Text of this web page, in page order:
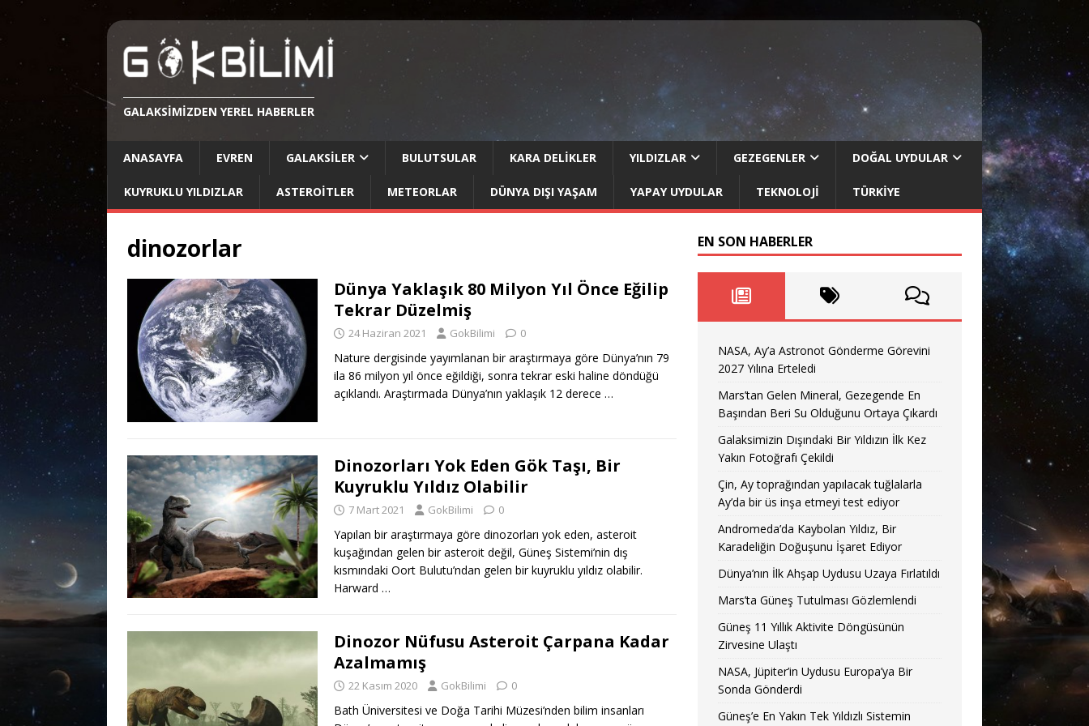
GALAKSIMIZDEN YEREL HABERLER
ANASAYFA EVREN GALAKSILER BULUTSULAR KARA DELIKLER YILDIZLAR GEZEGENLER DOĞAL UYDULAR
KUYRUKLU YILDIZLAR ASTEROITLER METEORLAR DÜNYA DIŞI YAŞAM YAPAY UYDULAR TEKNOLOJI TÜRKIYE
dinozorlar
Dünya Yaklaşık 80 Milyon Yıl Önce Eğilip
Tekrar Düzelmiş
24 Haziran 2021 GokBilimi 0
Nature dergisinde yayımlanan bir araştırmaya göre Dünya’nın 79
ila 86 milyon yıl önce eğildiği, sonra tekrar eski haline döndüğü
açıklandı. Araştırmada Dünya’nın yaklaşık 12 derece …
Dinozorları Yok Eden Gök Taşı, Bir
Kuyruklu Yıldız Olabilir
7 Mart 2021 GokBilimi 0
Yapılan bir araştırmaya göre dinozorları yok eden, asteroit
kuşağından gelen bir asteroit değil, Güneş Sistemi’nin dış
kısmındaki Oort Bulutu’ndan gelen bir kuyruklu yıldız olabilir.
Harward …
Dinozor Nüfusu Asteroit Çarpana Kadar
Azalmamış
22 Kasım 2020 GokBilimi 0
Bath Üniversitesi ve Doğa Tarihi Müzesi’nden bilim insanları
EN SON HABERLER
NASA, Ay’a Astronot Gönderme Görevini
2027 Yılına Erteledi
Mars’tan Gelen Mineral, Gezegende En
Başından Beri Su Olduğunu Ortaya Çıkardı
Galaksimizin Dışındaki Bir Yıldızın İlk Kez
Yakın Fotoğrafı Çekildi
Çin, Ay toprağından yapılacak tuğlalarla
Ay’da bir üs inşa etmeyi test ediyor
Andromeda’da Kaybolan Yıldız, Bir
Karadeliğin Doğuşunu İşaret Ediyor
Dünya’nın İlk Ahşap Uydusu Uzaya Fırlatıldı
Mars’ta Güneş Tutulması Gözlemlendi
Güneş 11 Yıllık Aktivite Döngüsünün
Zirvesine Ulaştı
NASA, Jüpiter’in Uydusu Europa’ya Bir
Sonda Gönderdi
Güneş’e En Yakın Tek Yıldızlı Sistemin